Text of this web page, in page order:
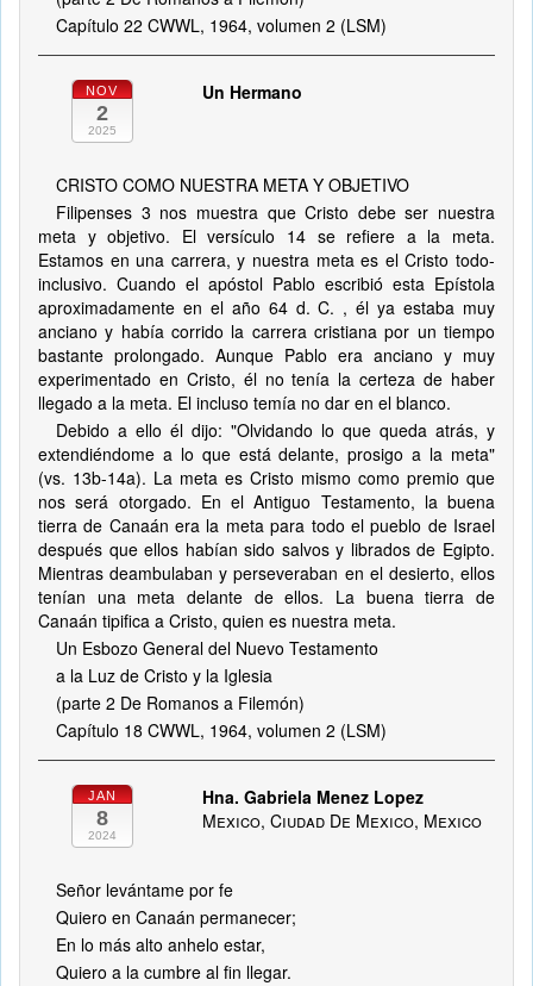
Capítulo 22 CWWL, 1964, volumen 2 (LSM)
NOV
2
2025
Un Hermano
CRISTO COMO NUESTRA META Y OBJETIVO
Filipenses 3 nos muestra que Cristo debe ser nuestra
meta y objetivo. El versículo 14 se refiere a la meta.
Estamos en una carrera, y nuestra meta es el Cristo todo-
inclusivo. Cuando el apóstol Pablo escribió esta Epístola
aproximadamente en el año 64 d. C. , él ya estaba muy
anciano y había corrido la carrera cristiana por un tiempo
bastante prolongado. Aunque Pablo era anciano y muy
experimentado en Cristo, él no tenía la certeza de haber
llegado a la meta. El incluso temía no dar en el blanco.
Debido a ello él dijo: "Olvidando lo que queda atrás, y
extendiéndome a lo que está delante, prosigo a la meta"
(vs. 13b-14a). La meta es Cristo mismo como premio que
nos será otorgado. En el Antiguo Testamento, la buena
tierra de Canaán era la meta para todo el pueblo de Israel
después que ellos habían sido salvos y librados de Egipto.
Mientras deambulaban y perseveraban en el desierto, ellos
tenían una meta delante de ellos. La buena tierra de
Canaán tipifica a Cristo, quien es nuestra meta.
Un Esbozo General del Nuevo Testamento
a la Luz de Cristo y la Iglesia
(parte 2 De Romanos a Filemón)
Capítulo 18 CWWL, 1964, volumen 2 (LSM)
JAN
8
2024
Hna. Gabriela Menez Lopez
Mexico, Ciudad De Mexico, Mexico
Señor levántame por fe
Quiero en Canaán permanecer;
En lo más alto anhelo estar,
Quiero a la cumbre al fin llegar.